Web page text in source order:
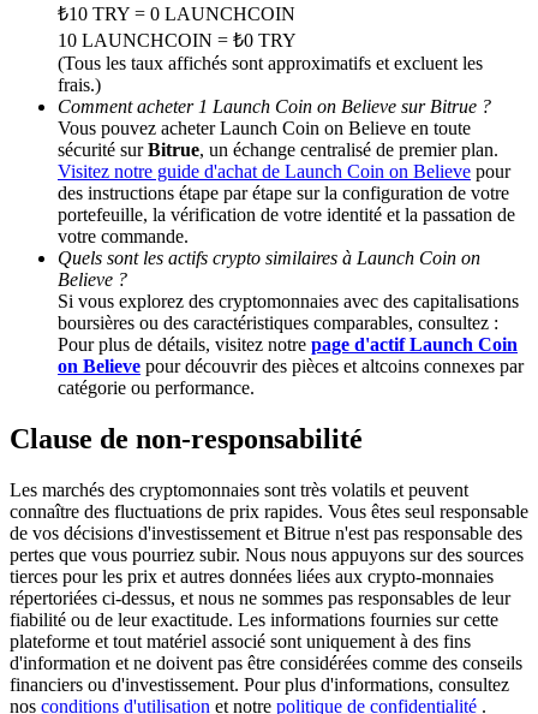
BTC Welcome Rewards
Deposit & Trade BTC to Share 25000 USDT prize pool!
Deposit CASHCAT & Win
Share 500000 CASHCAT prize pool
Register & Trade to Win 500,000 USDT
Precious Metals Trading Carnival
Trade Gold & Silver · 33,333 USDT Bonus
USDT New User Exclusive 10% APR
₺10 TRY = 0 LAUNCHCOIN
10 LAUNCHCOIN = ₺0 TRY
(Tous les taux affichés sont approximatifs et excluent les
frais.)
Comment acheter 1 Launch Coin on Believe sur Bitrue ?
Vous pouvez acheter Launch Coin on Believe en toute
sécurité surBitrue, un échange centralisé de premier plan.
Visitez notre guide d'achat de Launch Coin on Believe pour
des instructions étape par étape sur la configuration de votre
portefeuille, la vérification de votre identité et la passation de
votre commande.
Quels sont les actifs crypto similaires à Launch Coin on
Believe ?
Si vous explorez des cryptomonnaies avec des capitalisations
boursières ou des caractéristiques comparables, consultez :
Pour plus de détails, visitez notre page d'actif Launch Coin
on Believe pour découvrir des pièces et altcoins connexes par
catégorie ou performance.
Clause de non-responsabilité
Les marchés des cryptomonnaies sont très volatils et peuvent
connaître des fluctuations de prix rapides. Vous êtes seul responsable
de vos décisions d'investissement et Bitrue n'est pas responsable des
pertes que vous pourriez subir. Nous nous appuyons sur des sources
tierces pour les prix et autres données liées aux crypto-monnaies
répertoriées ci-dessus, et nous ne sommes pas responsables de leur
fiabilité ou de leur exactitude. Les informations fournies sur cette
plateforme et tout matériel associé sont uniquement à des fins
d'information et ne doivent pas être considérées comme des conseils
financiers ou d'investissement. Pour plus d'informations, consultez
nos conditions d'utilisation et notre politique de confidentialité .